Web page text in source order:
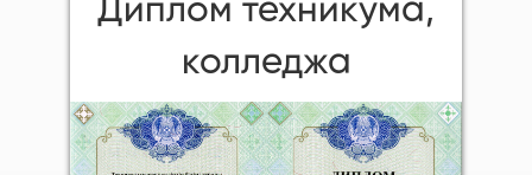
Диплом техникума,
колледжа